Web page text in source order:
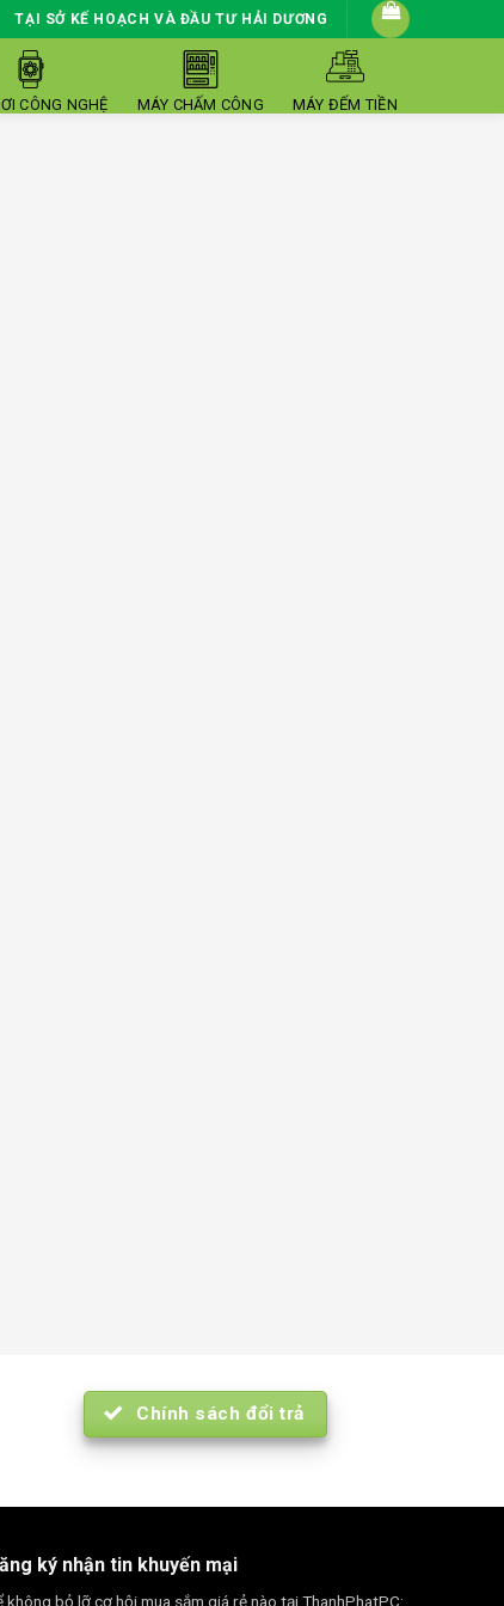
TẠI SỞ KẾ HOẠCH VÀ ĐẦU TƯ HẢI DƯƠNG
CÔNG NGHỆ MÁY CHẤM CÔNG MÁY ĐẾM TIỀN
Chính sách đổi trả
ký nhận tin khuyến mại
không bỏ lỡ cơ hội mua sắm giá rẻ nào tại ThanhPhatPC: